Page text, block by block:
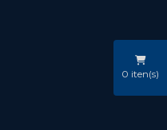
0 iten(s)